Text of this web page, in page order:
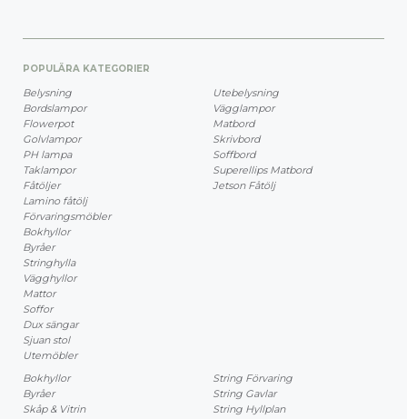
POPULÄRA KATEGORIER
Belysning
Bordslampor
Flowerpot
Golvlampor
PH lampa
Taklampor
Fåtöljer
Lamino fåtölj
Förvaringsmöbler
Bokhyllor
Byråer
Stringhylla
Vägghyllor
Mattor
Soffor
Dux sängar
Sjuan stol
Utemöbler
Utebelysning
Vägglampor
Matbord
Skrivbord
Soffbord
Superellips Matbord
Jetson Fåtölj
Bokhyllor
Byråer
Skåp & Vitrin
String Förvaring
String Gavlar
String Hyllplan